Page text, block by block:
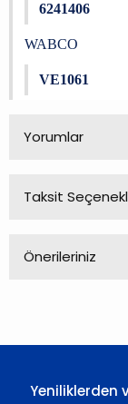
6241406
WABCO
VE1061
Yorumlar
Taksit
Önerileriniz
Ürün resmi
Yeniliklerden